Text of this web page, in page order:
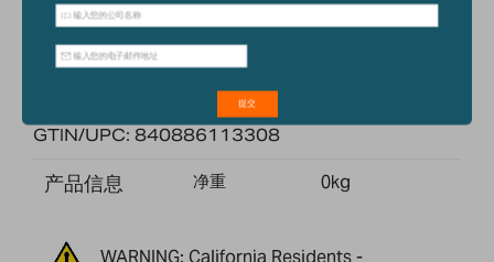
型号LUNA DENSITY KIT
GTIN/UPC: 840886113308
产品信息 净重 0kg